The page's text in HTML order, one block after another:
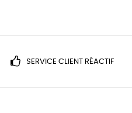
SERVICE CLIENT RÉACTIF